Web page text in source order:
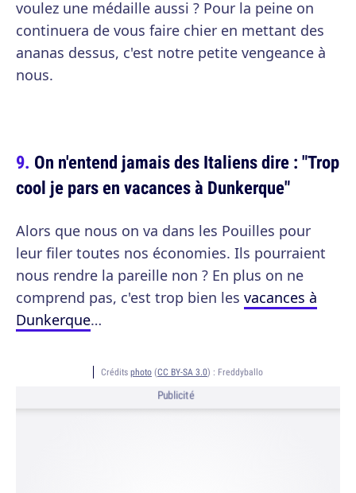
voulez une médaille aussi ? Pour la peine on
continuera de vous faire chier en mettant des
ananas dessus, c'est notre petite vengeance à
nous.
On n'entend jamais des Italiens dire : "Trop
cool je pars en vacances à Dunkerque"
Alors que nous on va dans les Pouilles pour
leur filer toutes nos économies. Ils pourraient
nous rendre la pareille non ? En plus on ne
comprend pas, c'est trop bien les vacances à
Dunkerque…
Crédits photo (CC BY-SA 3.0) : Freddyballo
Publicité